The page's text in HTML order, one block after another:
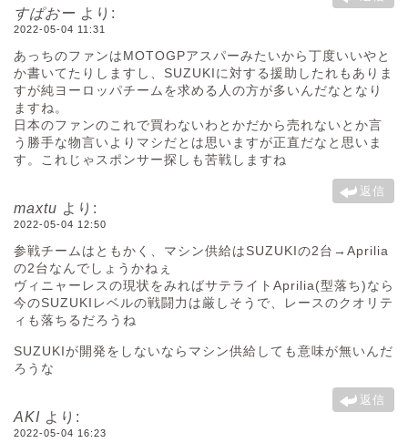
すぱおー より:
2022-05-04 11:31
あっちのファンはMOTOGPアスパーみたいから丁度いいやと
か書いてたりしますし、SUZUKIに対する援助したれもありま
すが純ヨーロッパチームを求める人の方が多いんだなとなり
ますね。
日本のファンのこれで買わないわとかだから売れないとか言
う勝手な物言いよりマシだとは思いますが正直だなと思いま
す。これじゃスポンサー探しも苦戦しますね
返信
maxtu より:
2022-05-04 12:50
参戦チームはともかく、マシン供給はSUZUKIの2台→Aprilia
の2台なんでしょうかねぇ
ヴィニャーレスの現状をみればサテライトAprilia(型落ち)なら
今のSUZUKIレベルの戦闘力は厳しそうで、レースのクオリテ
ィも落ちるだろうね
SUZUKIが開発をしないならマシン供給しても意味が無いんだ
ろうな
返信
AKI より:
2022-05-04 16:23